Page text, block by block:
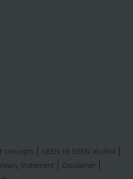
concepts
GEEN 18 GEEN alcohol
Statement
Disclaimer